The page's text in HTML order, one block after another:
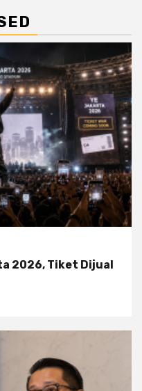
2026, Tiket Dijual